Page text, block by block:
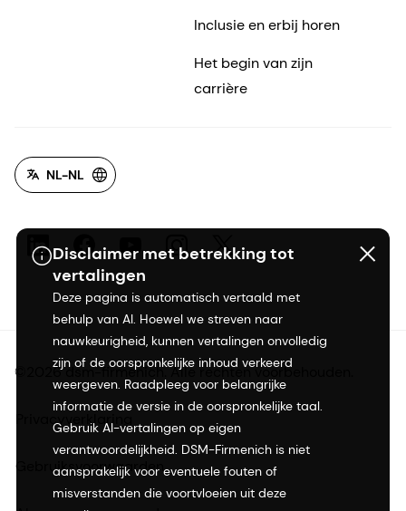
Disclaimer met betrekking tot
vertalingen
Deze pagina is automatisch vertaald met
behulp van AI. Hoewel we streven naar
nauwkeurigheid, kunnen vertalingen onvolledig
zijn of de oorspronkelijke inhoud verkeerd
weergeven. Raadpleeg voor belangrijke
informatie de versie in de oorspronkelijke taal.
Gebruik AI-vertalingen op eigen
verantwoordelijkheid. DSM-Firmenich is niet
aansprakelijk voor eventuele fouten of
misverstanden die voortvloeien uit deze
Inclusie en erbij horen
Het begin van zijn
carrière
NL-NL
©2026 dsm-firmenich. Alle rechten voorbehouden.
Privacyverklaring
Gebruiksvoorwaarden